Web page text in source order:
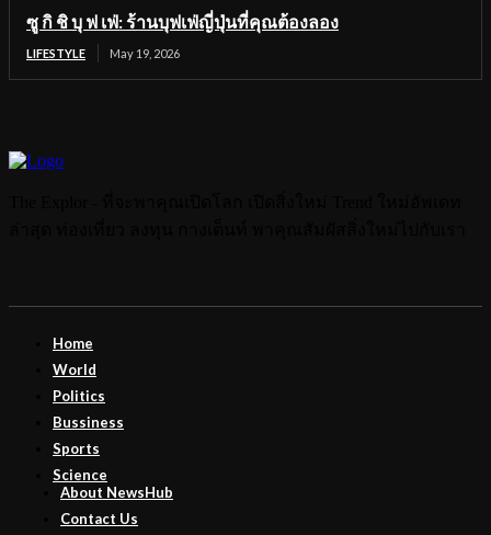
ซู กิ ชิ บุ ฟ เฟ่: ร้านบุฟเฟ่ญี่ปุ่นที่คุณต้องลอง
LIFESTYLE May 19, 2026
Home
World
Politics
Bussiness
Sports
Science
About NewsHub
Contact Us